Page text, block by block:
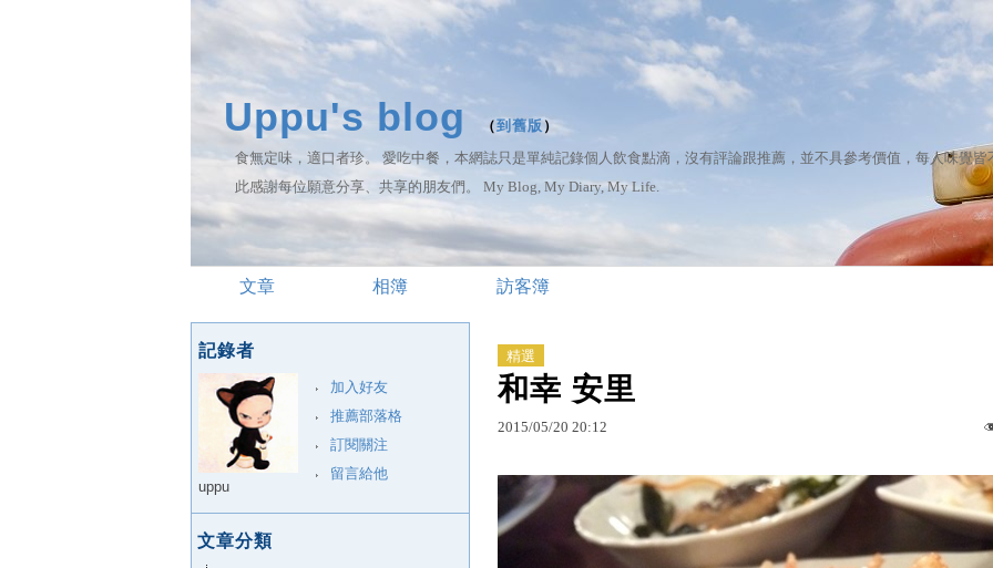
Uppu's blog （到舊版 ）
食無定味，適口者珍。 愛吃中餐，本網誌只是單純記錄個人飲食點滴，沒有評論跟推薦，並不具參考價值，每人味覺
此感謝每位願意分享、共享的朋友們。 My Blog, My Diary, My Life.
文章 相簿 訪客簿
精選
和幸 安里
2015/05/20 20:12
記錄者
加入好友
推薦部落格
訂閱關注
留言給他
uppu
文章分類